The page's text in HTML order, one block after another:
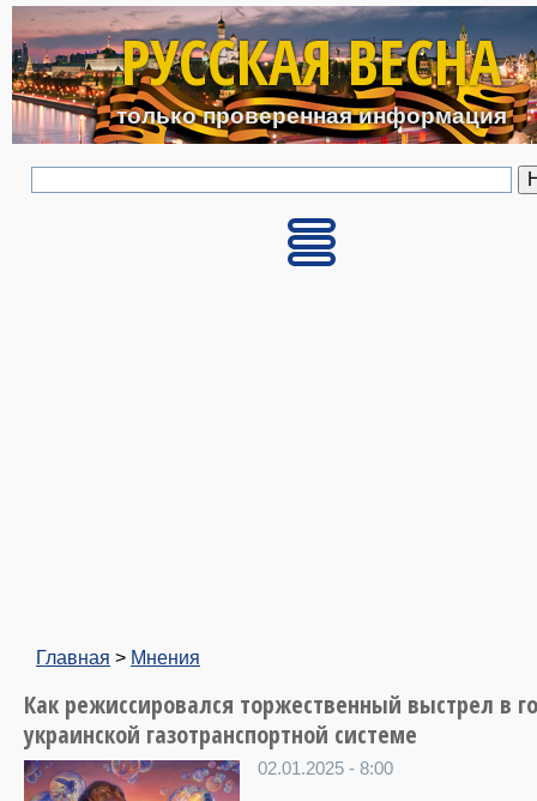
Перейти к основному
РУССКАЯ ВЕСНА
только проверенная информация
Главная > Мнения
Как режиссировался торжественный выстрел в
украинской газотранспортной системе
02.01.2025 - 8:00